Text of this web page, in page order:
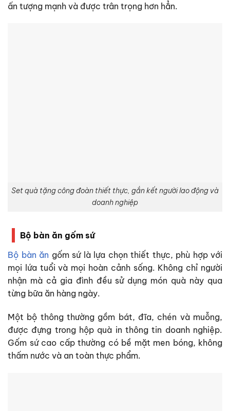
ấn tượng mạnh và được trân trọng hơn hẳn.
Set quà tặng công đoàn thiết thực, gắn kết người lao động và
doanh nghiệp
Bộ bàn ăn gốm sứ
Bộ bàn ăn gốm sứ là lựa chọn thiết thực, phù hợp với
mọi lứa tuổi và mọi hoàn cảnh sống. Không chỉ người
nhận mà cả gia đình đều sử dụng món quà này qua
từng bữa ăn hàng ngày.
Một bộ thông thường gồm bát, đĩa, chén và muỗng,
được đựng trong hộp quà in thông tin doanh nghiệp.
Gốm sứ cao cấp thường có bề mặt men bóng, không
thấm nước và an toàn thực phẩm.